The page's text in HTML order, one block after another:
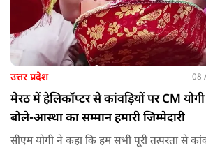
उत्तर प्रदेश 08
मेरठ में हेलिकॉप्टर से कांवड़ियों पर CM
बोले-आस्था का सम्मान हमारी जिम्मेदारी
सीएम योगी ने कहा कि हम सभी पूरी तत्परता से